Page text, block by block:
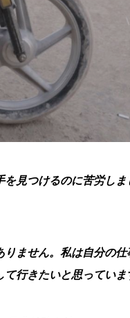
見つけるのに苦労し
ません。私は自分の仕
行きたいと思っていま